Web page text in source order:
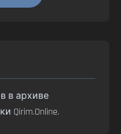
в архиве
Qirim.Online.